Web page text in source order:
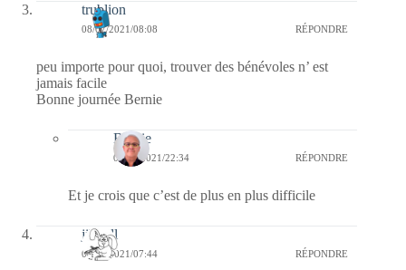
trublion
08/07/2021/08:08 RÉPONDRE
peu importe pour quoi, trouver des bénévoles n’ est
jamais facile
Bonne journée Bernie
Bernie
08/07/2021/22:34 RÉPONDRE
Et je crois que c’est de plus en plus difficile
jill bill
08/07/2021/07:44 RÉPONDRE